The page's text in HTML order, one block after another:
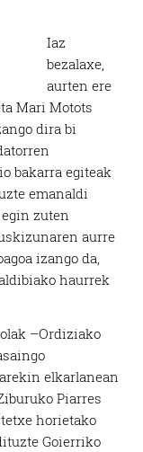
Iaz
bezalaxe,
aurten ere
Mari Motots
dira bi
bakarra egiteak
emanaldi
zuten
aurre
izango da,
haurrek
–Ordiziako
elkarlanean
Piarres
horietako
Goierriko